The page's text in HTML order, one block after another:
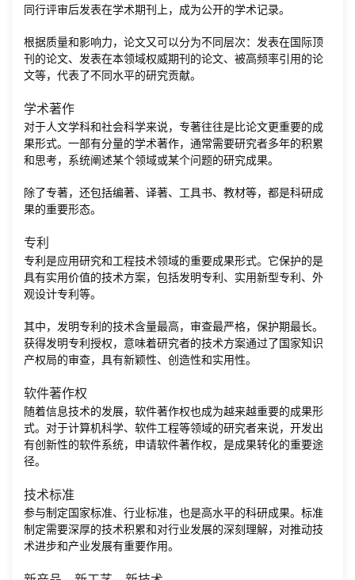
同行评审后发表在学术期刊上，成为公开的学术记录。
根据质量和影响力，论文又可以分为不同层次：发表在国际顶
刊的论文、发表在本领域权威期刊的论文、被高频率引用的论
文等，代表了不同水平的研究贡献。
学术著作
对于人文学科和社会科学来说，专著往往是比论文更重要的成
果形式。一部有分量的学术著作，通常需要研究者多年的积累
和思考，系统阐述某个领域或某个问题的研究成果。
除了专著，还包括编著、译著、工具书、教材等，都是科研成
果的重要形态。
专利
专利是应用研究和工程技术领域的重要成果形式。它保护的是
具有实用价值的技术方案，包括发明专利、实用新型专利、外
观设计专利等。
其中，发明专利的技术含量最高，审查最严格，保护期最长。
获得发明专利授权，意味着研究者的技术方案通过了国家知识
产权局的审查，具有新颖性、创造性和实用性。
软件著作权
随着信息技术的发展，软件著作权也成为越来越重要的成果形
式。对于计算机科学、软件工程等领域的研究者来说，开发出
有创新性的软件系统，申请软件著作权，是成果转化的重要途
径。
技术标准
参与制定国家标准、行业标准，也是高水平的科研成果。标准
制定需要深厚的技术积累和对行业发展的深刻理解，对推动技
术进步和产业发展有重要作用。